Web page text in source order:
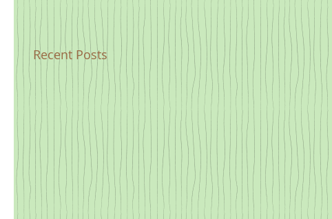
Recent Posts